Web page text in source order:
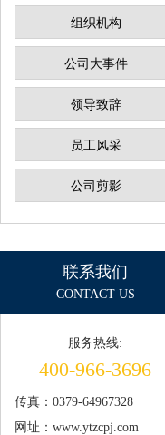
组织机构
公司大事件
领导致辞
员工风采
公司剪影
联系我们
CONTACT US
服务热线:
400-966-3696
传真：0379-64967328
网址：www.ytzcpj.com